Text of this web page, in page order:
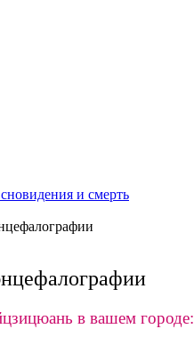
и смерть
в вашем городе: